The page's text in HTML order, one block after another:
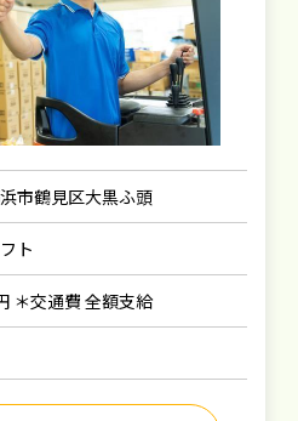
市鶴見区大黒ふ頭
ト
＊交通費 全額支給